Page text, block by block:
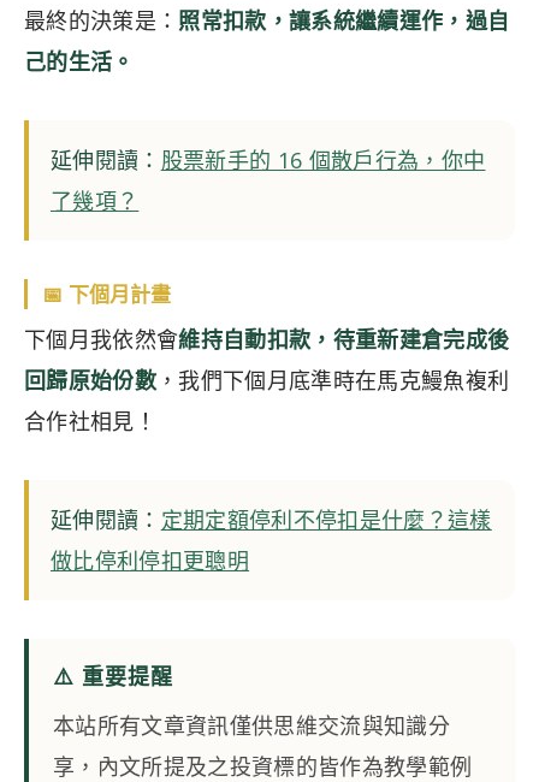
最終的決策是： 照常扣款，讓系統繼續運作，過自
己的生活。
延伸閱讀： 股票新手的 16 個散戶行為，你中
了幾項？
📅 下個月計畫
下個月我依然會維持自動扣款，待重新建倉完成後
回歸原始份數 ，我們下個月底準時在馬克鰻魚複利
合作社相見！
延伸閱讀： 定期定額停利不停扣是什麼？這樣
做比停利停扣更聰明
⚠️ 重要提醒
本站所有文章資訊僅供思維交流與知識分
享，內文所提及之投資標的皆作為教學範例